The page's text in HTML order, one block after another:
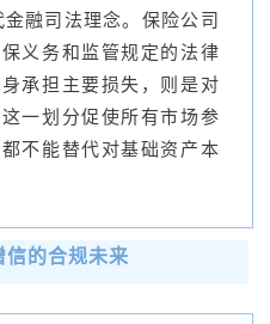
金融司法理念。保险公司
义务和监管规定的法律
承担主要损失，则是对
一划分促使所有市场参
不能替代对基础资产本
信的合规未来